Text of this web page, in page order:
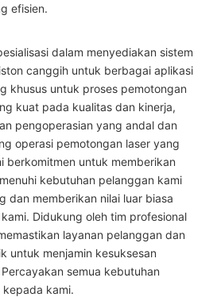
efisien.
dalam menyediakan sistem
canggih untuk berbagai aplikasi
khusus untuk proses pemotongan
kuat pada kualitas dan kinerja,
pengoperasian yang andal dan
operasi pemotongan laser yang
berkomitmen untuk memberikan
kebutuhan pelanggan kami
dan memberikan nilai luar biasa
Didukung oleh tim profesional
layanan pelanggan dan
untuk menjamin kesuksesan
semua kebutuhan
kepada kami.